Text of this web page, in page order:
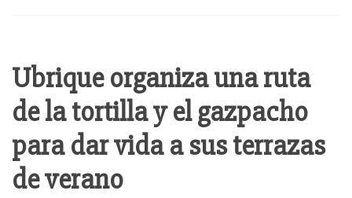
Ubrique organiza una ruta
de la tortilla y el gazpacho
para dar vida a sus terrazas
de verano